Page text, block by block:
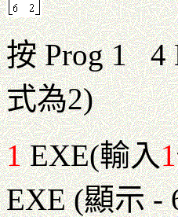
按 Prog 1 4
式為2)
1EXE(輸入1
EXE (顯示 -